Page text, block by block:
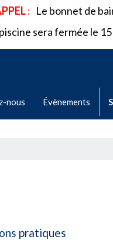
de bain et le maillot
le 15 août.
nous Évènements
pratiques